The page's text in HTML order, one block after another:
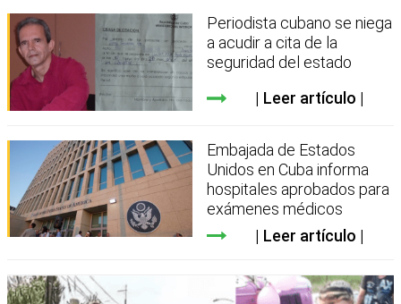
Periodista cubano se niega
a acudir a cita de la
seguridad del estado
Leer artículo
Embajada de Estados
Unidos en Cuba informa
hospitales aprobados para
exámenes médicos
Leer artículo